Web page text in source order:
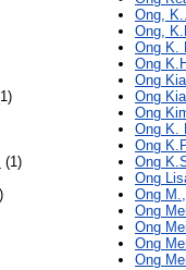
(1)
Ong,
Ong,
Ong K.
Ong
Ong
Ong
Ong
Ong K.
Ong
Ong
Ong
Ong
Ong
Ong
Ong
Ong